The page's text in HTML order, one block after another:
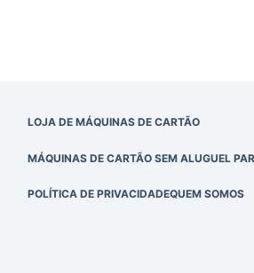
LOJA DE MÁQUINAS DE CARTÃO
MÁQUINAS DE CARTÃO SEM ALUGUEL
POLÍTICA DE PRIVACIDADEQUEM SOMOS